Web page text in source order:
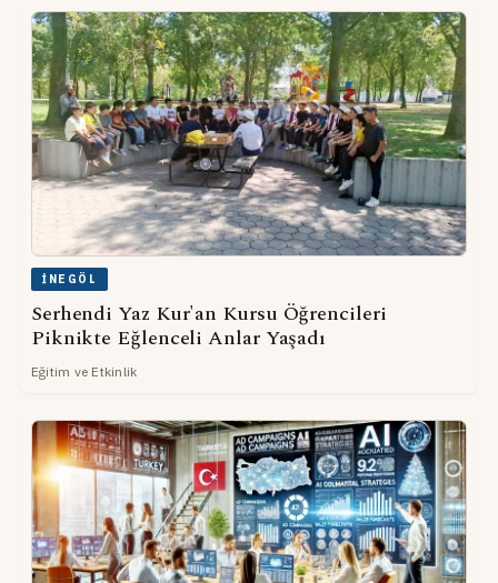
İNEGÖL
Serhendi Yaz Kur'an Kursu Öğrencileri
Piknikte Eğlenceli Anlar Yaşadı
Eğitim ve Etkinlik